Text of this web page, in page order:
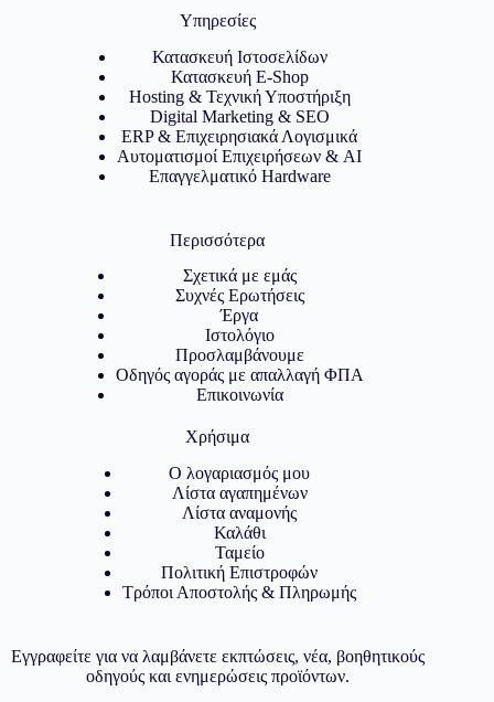
Υπηρεσίες
Κατασκευή Ιστοσελίδων
Κατασκευή E-Shop
Hosting & Τεχνική Υποστήριξη
Digital Marketing & SEO
ERP & Επιχειρησιακά Λογισμικά
Αυτοματισμοί Επιχειρήσεων & AI
Επαγγελματικό Hardware
Περισσότερα
Σχετικά με εμάς
Συχνές Ερωτήσεις
Έργα
Ιστολόγιο
Προσλαμβάνουμε
Οδηγός αγοράς με απαλλαγή ΦΠΑ
Επικοινωνία
Χρήσιμα
Ο λογαριασμός μου
Λίστα αγαπημένων
Λίστα αναμονής
Καλάθι
Ταμείο
Πολιτική Επιστροφών
Τρόποι Αποστολής & Πληρωμής
Εγγραφείτε για να λαμβάνετε εκπτώσεις, νέα, βοηθητικούς
οδηγούς και ενημερώσεις προϊόντων.